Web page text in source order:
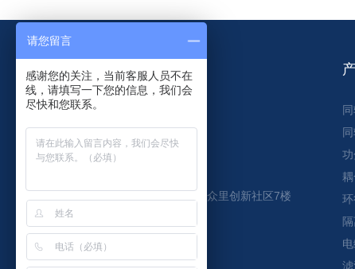
zts-tech@outlook.com
广东省深圳市宝安留仙二路众里创新社区7楼
加入我们
请您留言
感谢您的关注，当前客服人员不在
线，请填写一下您的信息，我们会
尽快和您联系。